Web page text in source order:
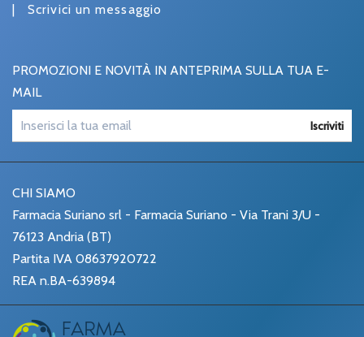
| Scrivici un messaggio
PROMOZIONI E NOVITÀ IN ANTEPRIMA SULLA TUA E-
MAIL
Iscriviti
CHI SIAMO
Farmacia Suriano srl - Farmacia Suriano - Via Trani 3/U -
76123 Andria (BT)
Partita IVA 08637920722
REA n.BA-639894